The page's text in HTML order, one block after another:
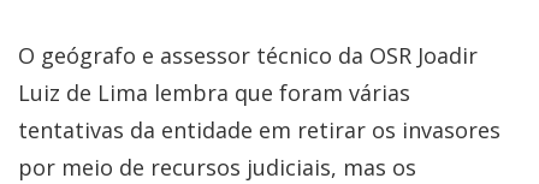
O geógrafo e assessor técnico da OSR Joadir
Luiz de Lima lembra que foram várias
tentativas da entidade em retirar os invasores
por meio de recursos judiciais, mas os